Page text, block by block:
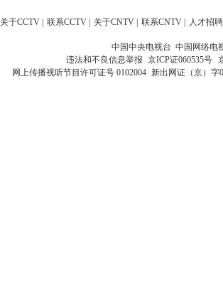
关于CCTV | 联系CCTV | 关于CNTV | 联系CNTV | 人才招聘
中国中央电视台 中国网络电
违法和不良信息举报 京ICP证060535号
网上传播视听节目许可证号 0102004 新出网证（京）